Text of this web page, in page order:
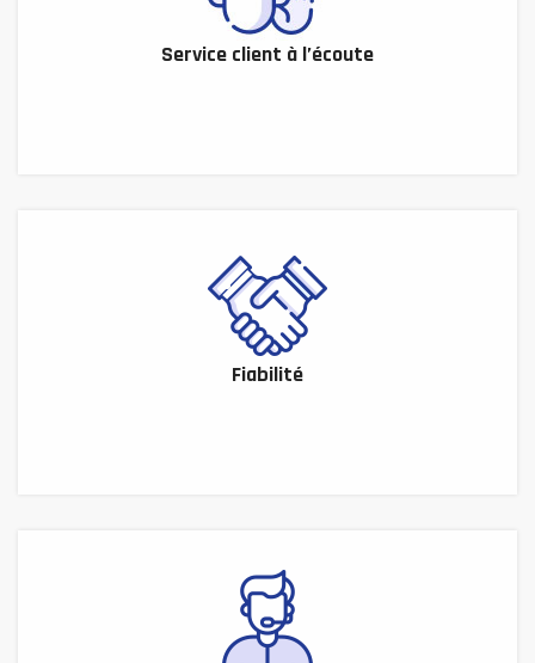
Service client à l’écoute
Fiabilité